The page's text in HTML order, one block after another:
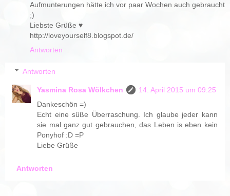
Aufmunterungen hätte ich vor paar Wochen auch gebraucht
;)
Liebste Grüße ♥
http://loveyourself8.blogspot.de/
Antworten
Antworten
Yasmina Rosa Wölkchen
14. April 2015 um 09:25
Dankeschön =)
Echt eine süße Überraschung. Ich glaube jeder kann
sie mal ganz gut gebrauchen, das Leben is eben kein
Ponyhof :D =P
Liebe Grüße
Antworten